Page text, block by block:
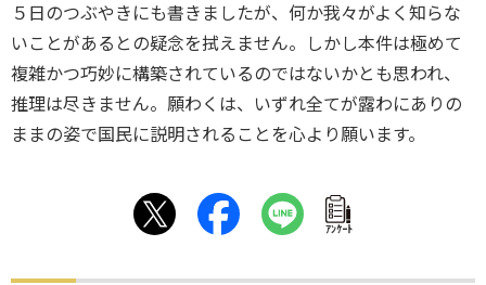
５日のつぶやきにも書きましたが、何か我々がよく知らな
いことがあるとの疑念を拭えません。しかし本件は極めて
複雑かつ巧妙に構築されているのではないかとも思われ、
推理は尽きません。願わくは、いずれ全てが露わにありの
ままの姿で国民に説明されることを心より願います。
ｱﾝｹｰﾄ